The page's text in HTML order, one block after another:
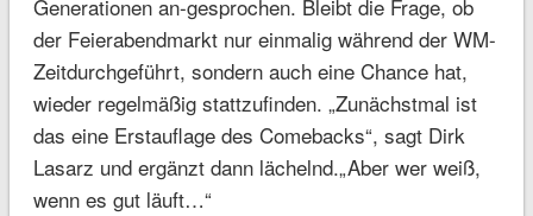
Generationen an-gesprochen. Bleibt die Frage, ob
der Feierabendmarkt nur einmalig während der WM-
Zeitdurchgeführt, sondern auch eine Chance hat,
wieder regelmäßig stattzufinden. „Zunächstmal ist
das eine Erstauflage des Comebacks“, sagt Dirk
Lasarz und ergänzt dann lächelnd.„Aber wer weiß,
wenn es gut läuft…“